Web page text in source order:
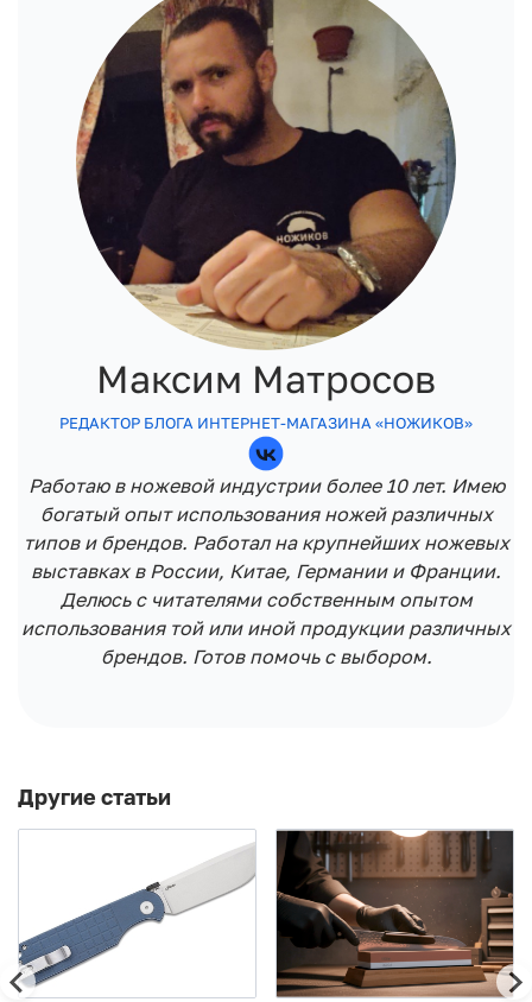
Максим Матросов
РЕДАКТОР БЛОГА ИНТЕРНЕТ-МАГАЗИНА «НОЖИКОВ»
Работаю в ножевой индустрии более 10 лет. Имею
богатый опыт использования ножей различных
типов и брендов. Работал на крупнейших ножевых
выставках в России, Китае, Германии и Франции.
Делюсь с читателями собственным опытом
использования той или иной продукции различных
брендов. Готов помочь с выбором.
Другие статьи